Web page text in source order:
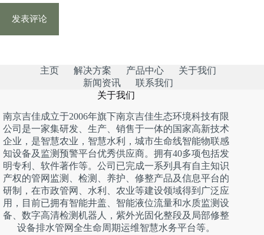
发表评论
主页 解决方案 产品中心
关于我们
新闻资讯
联系我们
关于我们
南京吉佳成立于2006年旗下南京吉佳生态环境科技有限
公司是一家集研发、生产、销售于一体的国家高新技术
企业，是智慧农业，智慧水利，城市生命线智能物联感
知设备及监测预警平台优秀供应商。拥有40多项包括发
明专利、软件著作等。公司已完成一系列具有自主知识
产权的管网监测、检测、养护、修整产品及信息平台的
研制，在市政管网、水利、农业等建设领域得到广泛应
用，目前已拥有智能井盖、智能液位流量和水质监测设
备、数字高清检测机器人，紫外光固化整段及局部修整
设备排水管网全生命周期运维智慧水务平台等。